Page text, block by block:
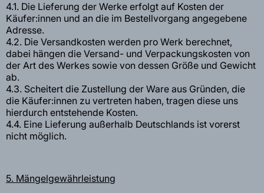
4.1. Die Lieferung der Werke erfolgt auf Kosten der
Käufer:innen und an die im Bestellvorgang angegebene
Adresse.
4.2. Die Versandkosten werden pro Werk berechnet,
dabei hängen die Versand- und Verpackungskosten von
der Art des Werkes sowie von dessen Größe und Gewicht
ab.
4.3. Scheitert die Zustellung der Ware aus Gründen, die
die Käufer:innen zu vertreten haben, tragen diese uns
hierdurch entstehende Kosten.
4.4. Eine Lieferung außerhalb Deutschlands ist vorerst
nicht möglich.
5. Mängelgewährleistung